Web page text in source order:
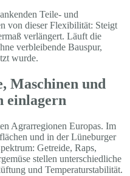
Teile- und
von dieser Flexibilität: Steigt
verlängert. Läuft die
verbleibende Bauspur,
wurde.
Maschinen und
einlagern
Agrarregionen Europas. Im
und in der Lüneburger
Getreide, Raps,
stellen unterschiedliche
und Temperaturstabilität.